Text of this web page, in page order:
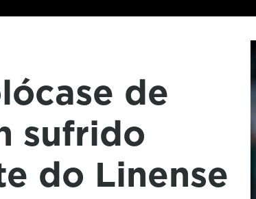
de
sufrido
do Linense